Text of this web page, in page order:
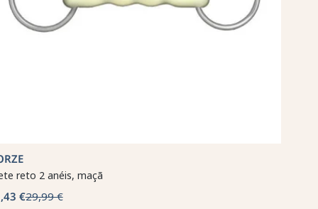
reto 2 anéis, maçã
€29,99 €